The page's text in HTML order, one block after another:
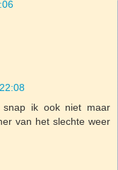
ik ook niet maar
van het slechte weer